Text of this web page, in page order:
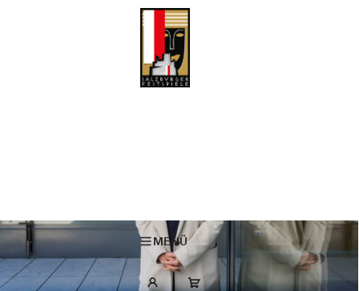
MENÜ
Karin Bergmann übernimmt interimistisch die künstlerische Leitung der